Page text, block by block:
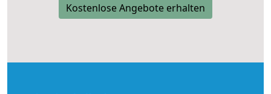
Kostenlose Angebote erhalten